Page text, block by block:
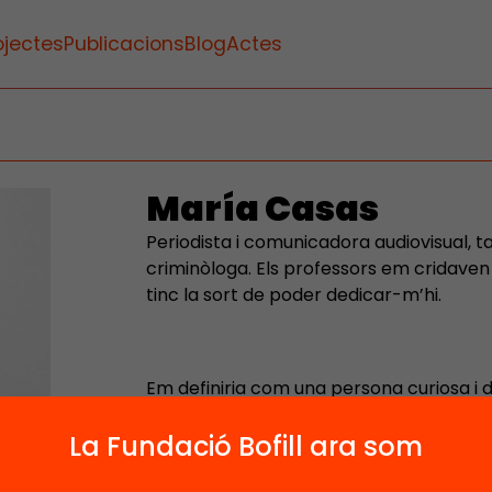
PublicacionsBlogActes
María Casas
Periodista i comunicadora
criminòloga. Els professors em
tinc la sort de poder dedicar-m’hi.
Em definiria com una persona curiosa i
m’apassiona parlar amb la gent,
després contar-les al món.
La Fundació Bofill ara som